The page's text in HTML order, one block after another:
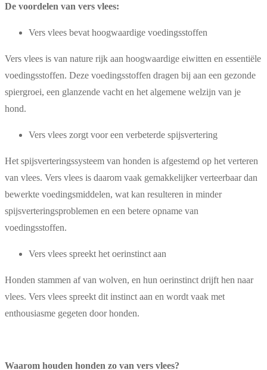
De voordelen van vers vlees:
Vers vlees bevat hoogwaardige voedingsstoffen
Vers vlees is van nature rijk aan hoogwaardige eiwitten en essentiële
voedingsstoffen. Deze voedingsstoffen dragen bij aan een gezonde
spiergroei, een glanzende vacht en het algemene welzijn van je
hond.
Vers vlees zorgt voor een verbeterde spijsvertering
Het spijsverteringssysteem van honden is afgestemd op het verteren
van vlees. Vers vlees is daarom vaak gemakkelijker verteerbaar dan
bewerkte voedingsmiddelen, wat kan resulteren in minder
spijsverteringsproblemen en een betere opname van
voedingsstoffen.
Vers vlees spreekt het oerinstinct aan
Honden stammen af van wolven, en hun oerinstinct drijft hen naar
vlees. Vers vlees spreekt dit instinct aan en wordt vaak met
enthousiasme gegeten door honden.
Waarom houden honden zo van vers vlees?